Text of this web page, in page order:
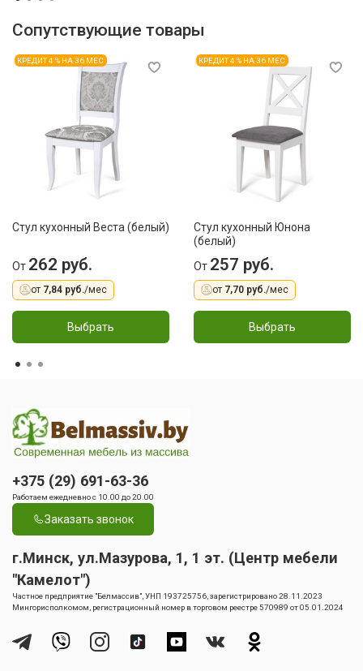
Сопутствующие товары
КРЕДИТ 4 % НА 36 МЕС
Стул кухонный Веста (белый)
От 262 руб.
от 7,84 руб./мес
Выбрать
КРЕДИТ 4 % НА 36 МЕС
Стул кухонный Юнона
(белый)
От 257 руб.
от 7,70 руб./мес
Выбрать
+375 (29) 691-63-36
Работаем ежедневно с 10.00 до 20.00
Заказать звонок
г.Минск, ул.Мазурова, 1, 1 эт. (Центр мебели
"Камелот")
Частное предприятие "Белмассив", УНП 193725756, зарегистрировано 28.11.2023
Мингорисполкомом, регистрационный номер в торговом реестре 570989 от 05.01.2024